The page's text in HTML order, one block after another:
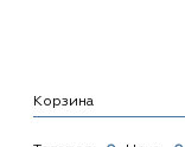
Корзина